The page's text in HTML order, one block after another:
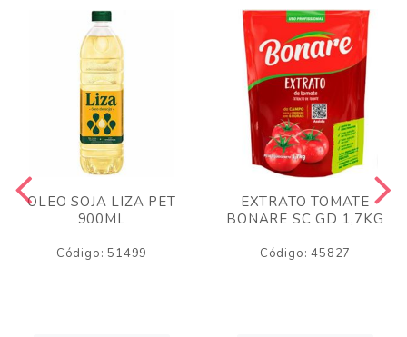
OLEO SOJA LIZA PET
900ML
Código: 51499
EXTRATO TOMATE
BONARE SC GD 1,7KG
Código: 45827